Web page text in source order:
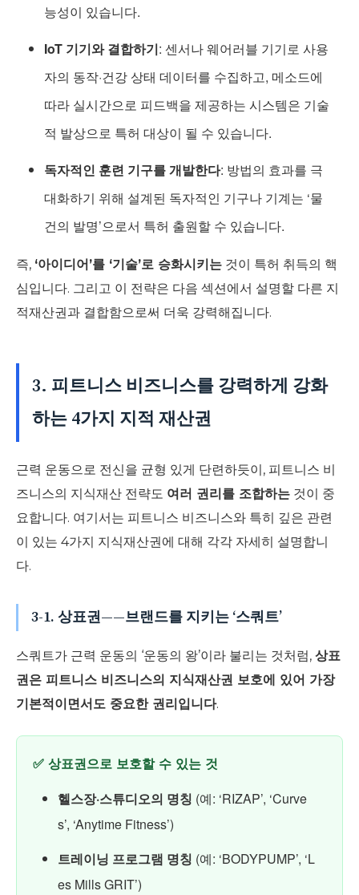
능성이 있습니다.
IoT 기기와 결합하기: 센서나 웨어러블 기기로 사용
자의 동작·건강 상태 데이터를 수집하고, 메소드에
따라 실시간으로 피드백을 제공하는 시스템은 기술
적 발상으로 특허 대상이 될 수 있습니다.
독자적인 훈련 기구를 개발한다: 방법의 효과를 극
대화하기 위해 설계된 독자적인 기구나 기계는 ‘물
건의 발명’으로서 특허 출원할 수 있습니다.
즉, ‘아이디어’를 ‘기술’로 승화시키는 것이 특허 취득의 핵
심입니다. 그리고 이 전략은 다음 섹션에서 설명할 다른 지
적재산권과 결합함으로써 더욱 강력해집니다.
3. 피트니스 비즈니스를 강력하게 강화
하는 4가지 지적 재산권
근력 운동으로 전신을 균형 있게 단련하듯이, 피트니스 비
즈니스의 지식재산 전략도 여러 권리를 조합하는 것이 중
요합니다. 여기서는 피트니스 비즈니스와 특히 깊은 관련
이 있는 4가지 지식재산권에 대해 각각 자세히 설명합니
다.
3-1. 상표권——브랜드를 지키는 ‘스쿼트’
스쿼트가 근력 운동의 ‘운동의 왕’이라 불리는 것처럼, 상표
권은 피트니스 비즈니스의 지식재산권 보호에 있어 가장
기본적이면서도 중요한 권리입니다.
✅ 상표권으로 보호할 수 있는 것
헬스장·스튜디오의 명칭 (예: ‘RIZAP’, ‘Curve
s’, ‘Anytime Fitness’)
트레이닝 프로그램 명칭 (예: ‘BODYPUMP’, ‘L
es Mills GRIT’)